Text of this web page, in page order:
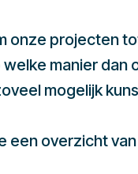
onze projecten
manier
mogelijk
een overzicht